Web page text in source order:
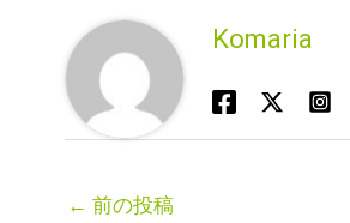
Komaria
← 前の投稿